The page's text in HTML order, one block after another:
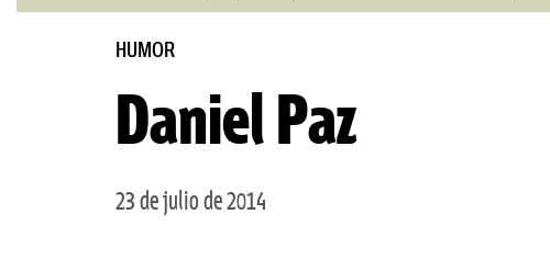
HUMOR
Daniel Paz
23 de julio de 2014